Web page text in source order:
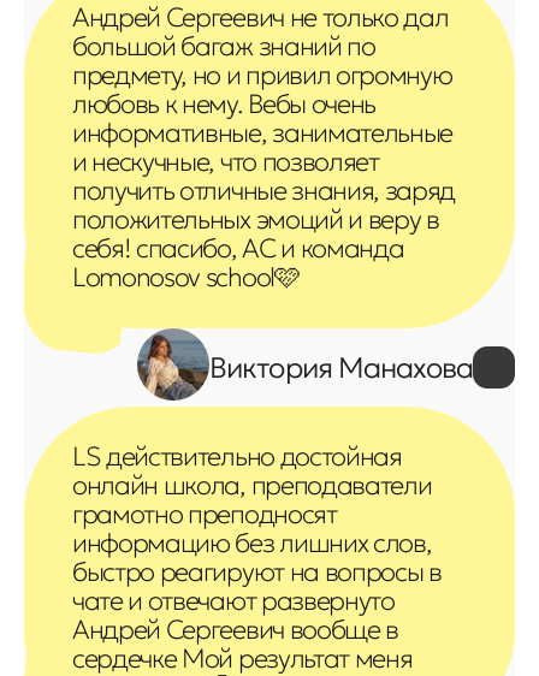
Андрей Сергеевич не только дал
большой багаж знаний по
предмету, но и привил огромную
любовь к нему. Вебы очень
информативные, занимательные
и нескучные, что позволяет
получить отличные знания, заряд
положительных эмоций и веру в
себя! спасибо, АС и команда
Lomonosov school🩷
Виктория Манахова
LS действительно достойная
онлайн школа, преподаватели
грамотно преподносят
информацию без лишних слов,
быстро реагируют на вопросы в
чате и отвечают развернуто
Андрей Сергеевич вообще в
сердечке Мой результат меня